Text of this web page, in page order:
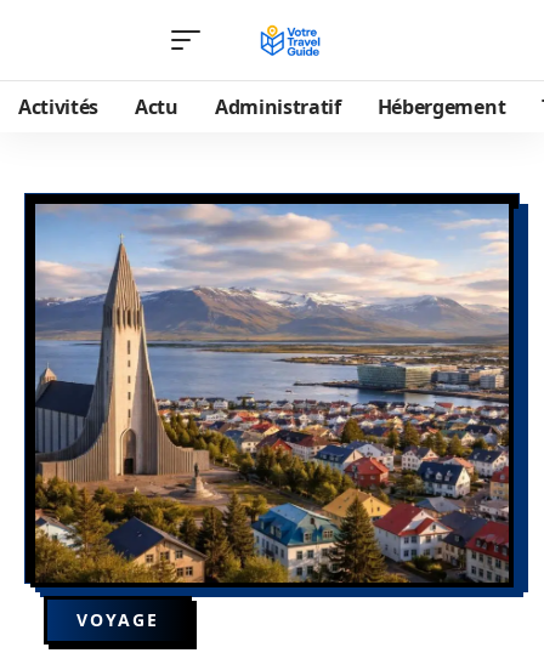
Activités Actu Administratif Hébergement
VOYAGE